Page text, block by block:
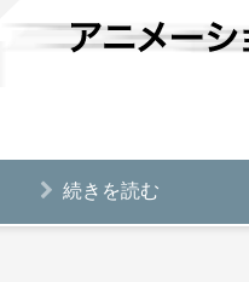
続きを読む